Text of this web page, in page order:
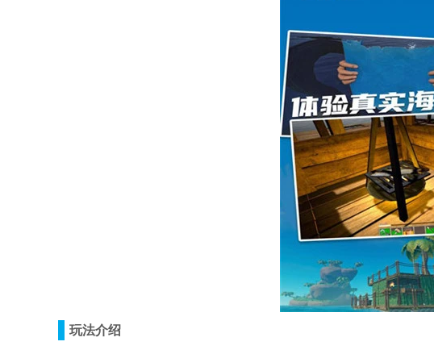
玩法介绍